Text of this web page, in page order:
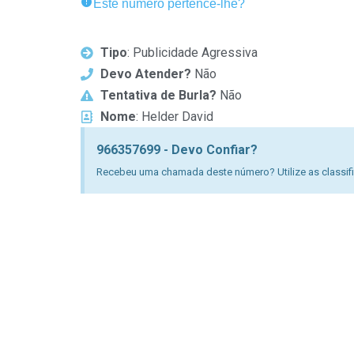
Este número pertence-lhe?
Tipo: Publicidade Agressiva
Devo Atender? Não
Tentativa de Burla? Não
Nome: Helder David
966357699 - Devo Confiar?
Recebeu uma chamada deste número? Utilize as